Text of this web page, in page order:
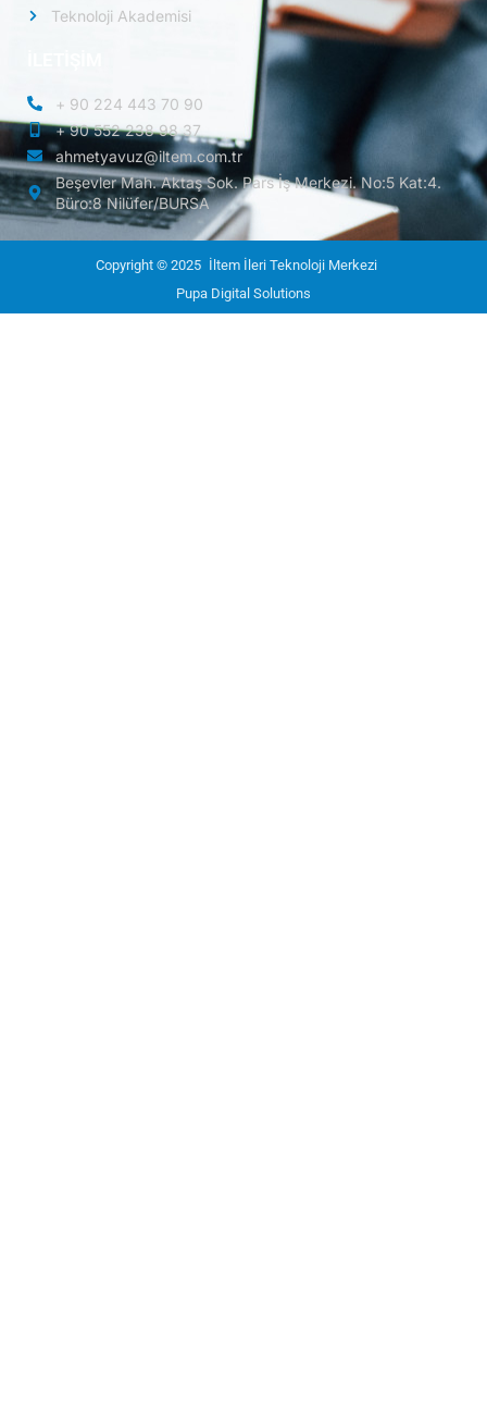
Teknoloji Akademisi
+ 90 224 443 70 90
+ 90 552 238 98 37
ahmetyavuz@iltem.com.tr
Beşevler Mah. Aktaş Sok. Pars İş Merkezi. No:5 Kat:4.
Büro:8 Nilüfer/BURSA
Copyright © 2025 İltem İleri Teknoloji Merkezi
Pupa Digital Solutions